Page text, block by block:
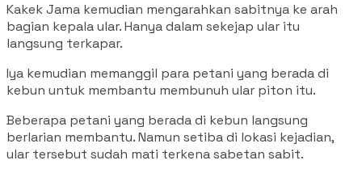
Kakek Jama kemudian mengarahkan sabitnya ke arah
bagian kepala ular. Hanya dalam sekejap ular itu
langsung terkapar.
Iya kemudian memanggil para petani yang berada di
kebun untuk membantu membunuh ular piton itu.
Beberapa petani yang berada di kebun langsung
berlarian membantu. Namun setiba di lokasi kejadian,
ular tersebut sudah mati terkena sabetan sabit.